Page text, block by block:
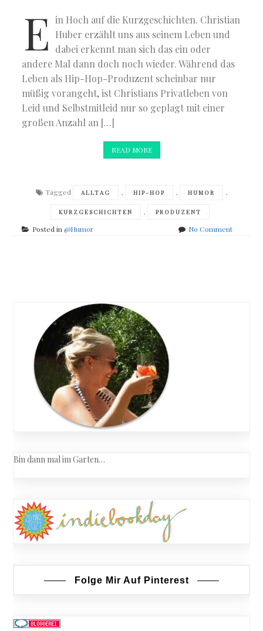
E in Hoch auf die Kurzgeschichten. Christian
Huber erzählt uns aus seinem Leben und
dabei erkennt man sich das ein oder
andere Mal dann doch noch wieder. Während das
Leben als Hip-Hop-Produzent scheinbar nur
müßig vorangeht, ist Christians Privatleben von
Leid und Selbstmitleid nur so geplagt mit einer
großen Anzahl an […]
READ MORE
Tagged ALLTAG , HIP-HOP , HUMOR ,
KURZGESCHICHTEN , PRODUZENT
Posted in@Humor No Commenton
navigation
Bin dann mal im Garten…
Folge Mir Auf Pinterest